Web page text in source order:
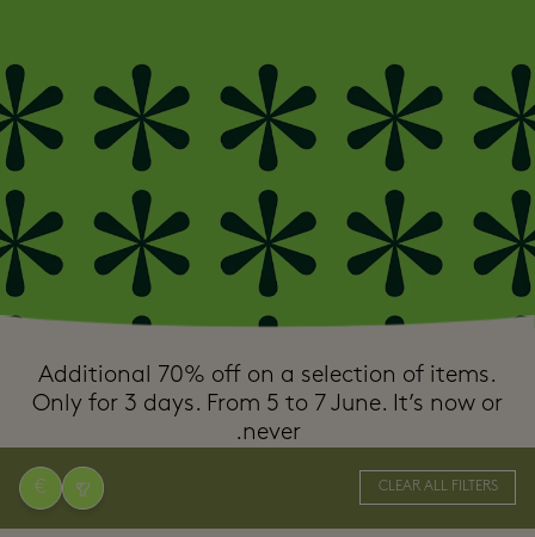
Additional 70% off on a selection of items.
Only for 3 days. From 5 to 7 June. It’s now or
never.
CLEAR ALL FILTERS
€